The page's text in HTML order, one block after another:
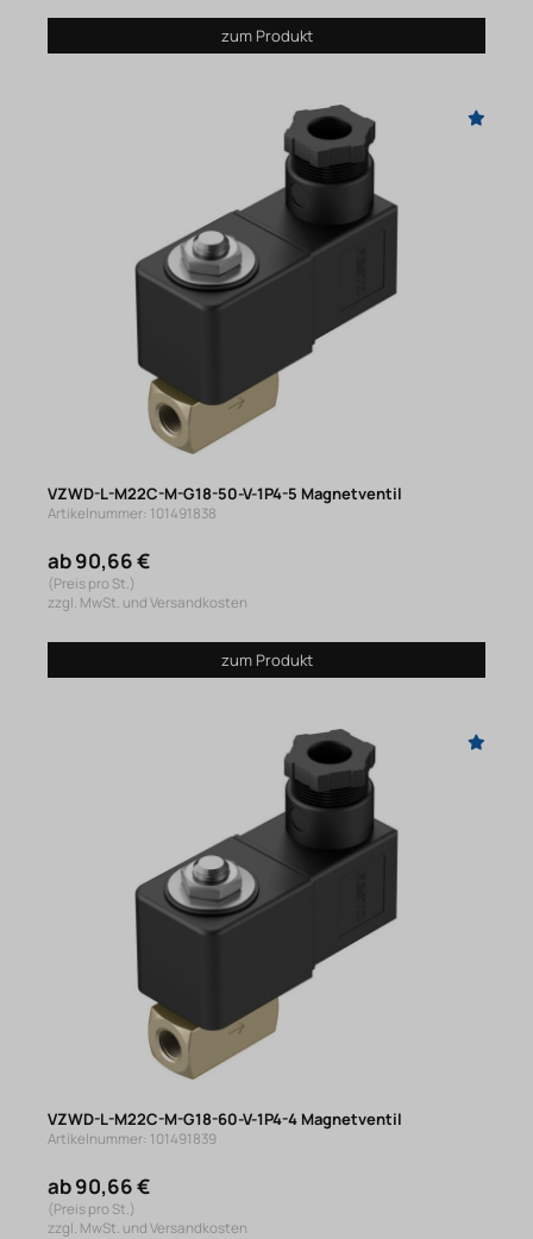
zum Produkt
VZWD-L-M22C-M-G18-50-V-1P4-5 Magnetventil
Artikelnummer: 101491838
ab 90,66 €
(Preis pro St.)
zzgl. MwSt. und Versandkosten
zum Produkt
VZWD-L-M22C-M-G18-60-V-1P4-4 Magnetventil
Artikelnummer: 101491839
ab 90,66 €
(Preis pro St.)
zzgl. MwSt. und Versandkosten